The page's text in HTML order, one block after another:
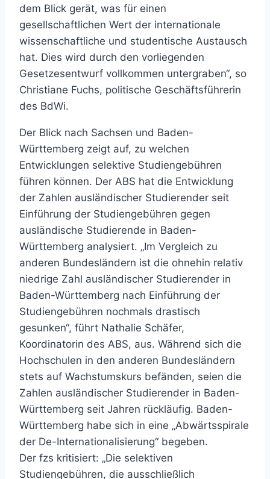
dem Blick gerät, was für einen
gesellschaftlichen Wert der internationale
wissenschaftliche und studentische Austausch
hat. Dies wird durch den vorliegenden
Gesetzesentwurf vollkommen untergraben“, so
Christiane Fuchs, politische Geschäftsführerin
des BdWi.
Der Blick nach Sachsen und Baden-
Württemberg zeigt auf, zu welchen
Entwicklungen selektive Studiengebühren
führen können. Der ABS hat die Entwicklung
der Zahlen ausländischer Studierender seit
Einführung der Studiengebühren gegen
ausländische Studierende in Baden-
Württemberg analysiert. „Im Vergleich zu
anderen Bundesländern ist die ohnehin relativ
niedrige Zahl ausländischer Studierender in
Baden-Württemberg nach Einführung der
Studiengebühren nochmals drastisch
gesunken“, führt Nathalie Schäfer,
Koordinatorin des ABS, aus. Während sich die
Hochschulen in den anderen Bundesländern
stets auf Wachstumskurs befänden, seien die
Zahlen ausländischer Studierender in Baden-
Württemberg seit Jahren rückläufig. Baden-
Württemberg habe sich in eine „Abwärtsspirale
der De-Internationalisierung“ begeben.
Der fzs kritisiert: „Die selektiven
Studiengebühren, die ausschließlich